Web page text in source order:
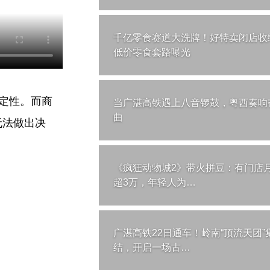
性。而商
做出决
千亿零食赛道大洗牌！好特卖闭店收
低价零食套路曝光
当广湛高铁遇上八音锣鼓，粤西奏响
曲
《疯狂动物城2》带火拼豆：有门店
超3万，年轻人为…
广湛高铁22日通车！岭南“顶流天团”
结，开启一场古…